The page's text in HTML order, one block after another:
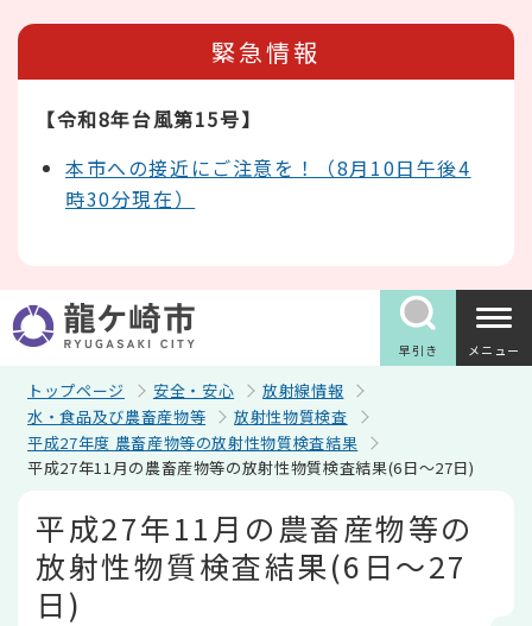
緊急情報
【令和8年台風第15号】
本市への接近にご注意を！（8月10日午後4
時30分現在）
早引き メニュー
トップページ 安全・安心
放射線情報
水・食品及び農畜産物等
放射性物質検査
平成27年度 農畜産物等の放射性物質検査結果
平成27年11月の農畜産物等の放射性物質検査結果(6日～27日)
平成27年11月の農畜産物等の
放射性物質検査結果(6日～27
日)